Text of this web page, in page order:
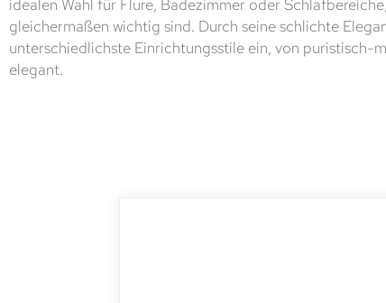
idealen Wahl für Flure, Badezimmer oder
gleichermaßen wichtig sind. Durch seine schlichte
unterschiedlichste Einrichtungsstile ein, von puristisch-
elegant.